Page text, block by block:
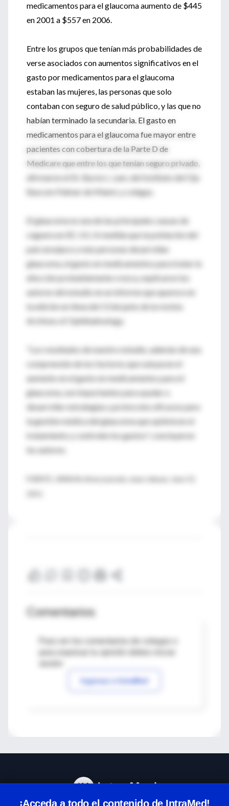
medicamentos para el glaucoma aumento de $445
en 2001 a $557 en 2006.
Entre los grupos que tenían más probabilidades de
verse asociados con aumentos significativos en el
gasto por medicamentos para el glaucoma
estaban las mujeres, las personas que solo
contaban con seguro de salud público, y las que no
habían terminado la secundaria. El gasto en
medicamentos para el glaucoma fue mayor entre
pacientes con cobertura de la Parte D de
Medicare que entre los que tenían seguro privado,
afirmaron el Dr. Byron L. Lam, del Instituto del Ojo
Bascom Palmer de Miami, y colegas.
El glaucoma es una de las principales causas de
ceguera en EE. UU. A medida que la población del
país envejece y más personas desarrollan
glaucoma, el gasto en medicamentos para tratar la
afección probablemente crezca, explicaron los
autores del estudio en un informe que aparece en
la edición en línea del 13 de junio de la revista
Archives of Ophthalmology.
"Los resultados de nuestro estudio, además de una
comprensión de los factores que subyacen el
aumento en el gasto en medicamentos para el
glaucoma, son importantes para ayudar a
desarrollar estrategias y protocolos eficaces para
la gestión médica del glaucoma que optimicen el
tratamiento y controlen los gastos", concluyeron
los autores.
Comentarios
Para ver los comentarios de colegas o
Ingresar a IntraMed
¡Acceda a todo el contenido de IntraMed!